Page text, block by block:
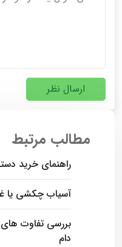
ارسال نظر
مطالب مرتبط
راهنمای خرید
آسیاب چکشی یا
بررسی تفاوت
دام